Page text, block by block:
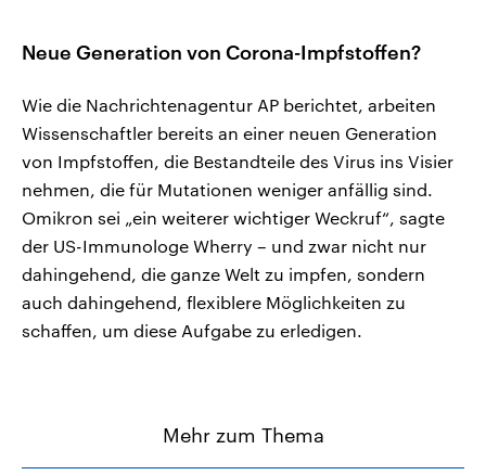
Neue Generation von Corona-Impfstoffen?
Wie die Nachrichtenagentur AP berichtet, arbeiten
Wissenschaftler bereits an einer neuen Generation
von Impfstoffen, die Bestandteile des Virus ins Visier
nehmen, die für Mutationen weniger anfällig sind.
Omikron sei „ein weiterer wichtiger Weckruf“, sagte
der US-Immunologe Wherry – und zwar nicht nur
dahingehend, die ganze Welt zu impfen, sondern
auch dahingehend, flexiblere Möglichkeiten zu
schaffen, um diese Aufgabe zu erledigen.
Mehr zum Thema